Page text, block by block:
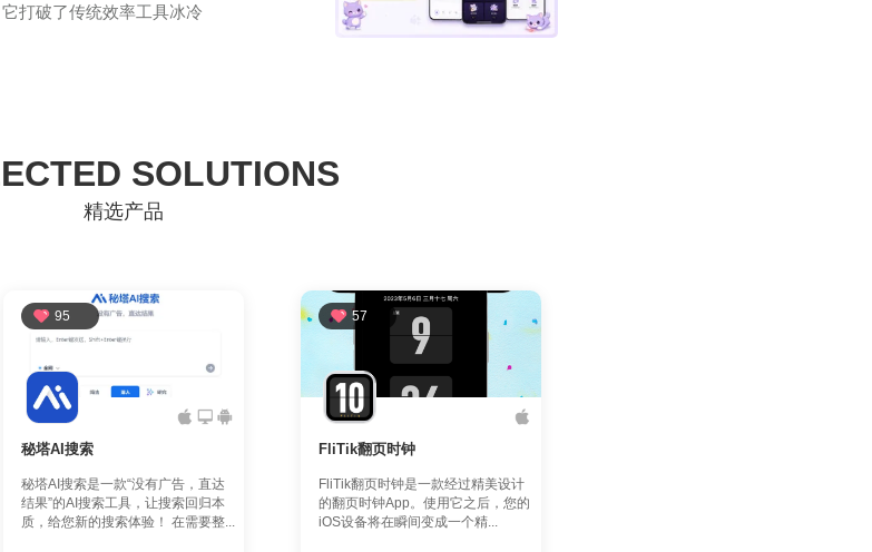
打破了传统效率工具冰冷
SOLUTIONS
精选产品
95
秘塔AI搜索
秘塔AI搜索是一款“没有广告，直达
结果”的AI搜索工具，让搜索回归本
质，给您新的搜索体验！ 在需要整...
57
FliTik翻页时钟
FliTik翻页时钟是一款经过精美设计
的翻页时钟App。使用它之后，您的
iOS设备将在瞬间变成一个精...